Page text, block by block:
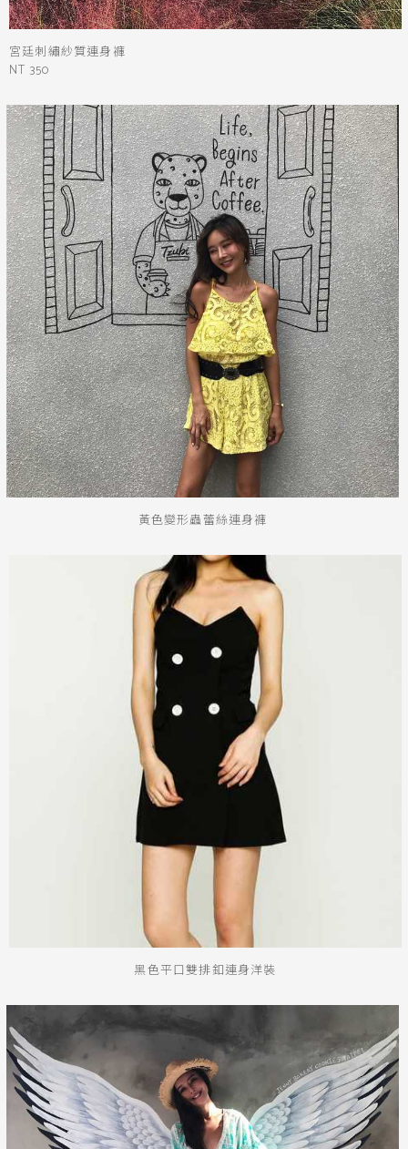
蕾絲 透膚
細肩 腰身
平口 排釦
綁帶
送出
宮廷刺繡紗質連身褲
NT 350
黃色變形蟲蕾絲連身褲
黑色平口雙排釦連身洋裝